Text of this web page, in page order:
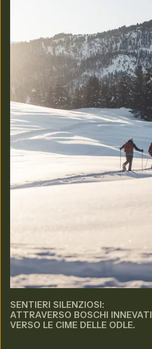
SENTIERI SILENZIOSI:
ATTRAVERSO BOSCHI INNEVATI
VERSO LE CIME DELLE ODLE.